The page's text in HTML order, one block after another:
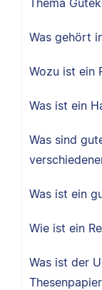
Thema
Was gehört
Wozu ist ein
Was ist ein
Was sind
Was ist ein
Wie ist ein
Was ist der